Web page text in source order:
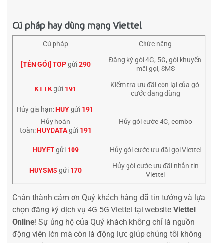
Cú pháp hay dùng mạng Viettel
Cú pháp Chức năng
[TÊN GÓI] TOPgửi290
Đăng ký gói 4G, 5G, gói khuyến
mãi gọi, SMS
KTTK gửi 191
Kiểm tra ưu đãi còn lại của gói
cước đang dùng
Hủy gia hạn:HUYgửi 191
Hủy hoàn
toàn:HUYDATAgửi 191
Hủy gói cước 4G, combo
HUYFTgửi 109 Hủy gói cước ưu đãi gọi Viettel
HUYSMS gửi 170
Hủy gói cước ưu đãi nhắn tin
Viettel
Chân thành cảm ơn Quý khách hàng đã tin tưởng và lựa
chọn đăng ký dịch vụ 4G 5G Viettel tại website Viettel
Online! Sự ủng hộ của Quý khách không chỉ là nguồn
động viên lớn mà còn là động lực giúp chúng tôi không